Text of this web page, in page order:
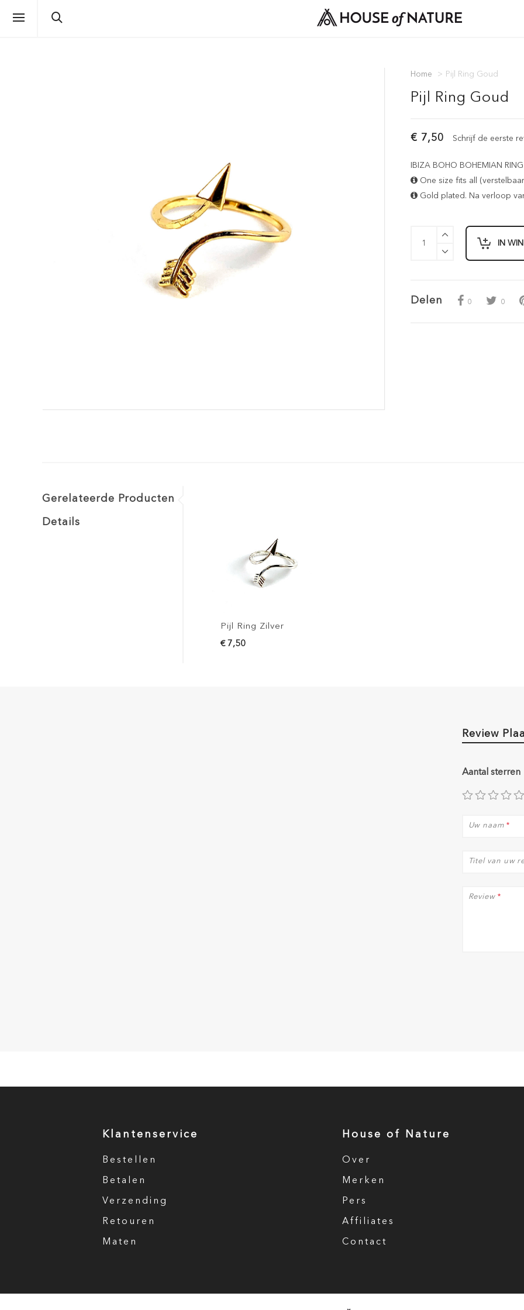
Home > Pijl Ring Goud
Pijl Ring Goud
€ 7,50 Schrijf de eerste
IBIZA BOHO BOHEMIAN
One size fits all
Gold plated. Na verloop
IN
Delen 0 0
Gerelateerde Producten
Details
Pijl Ring Zilver
€ 7,50
Review
Aantal sterren
*
Uw naam
Titel van uw
*
Review
Klantenservice
Bestellen
Betalen
Verzending
Retouren
Maten
House of Nature
Over
Merken
Pers
Affiliates
Contact